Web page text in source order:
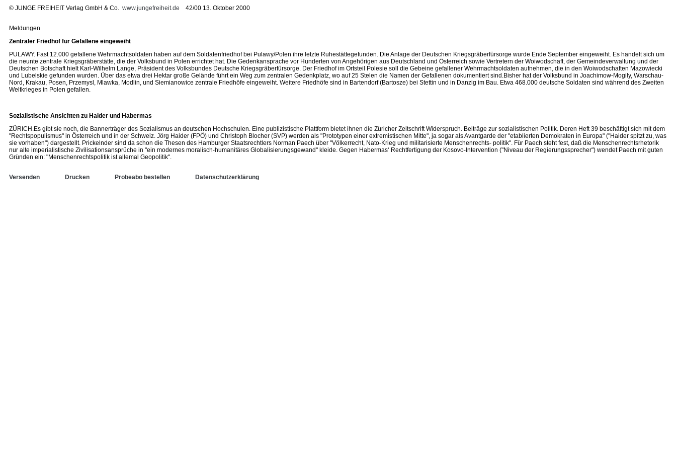
© JUNGE FREIHEIT Verlag GmbH & Co. www.jungefreiheit.de 42/00 13. Oktober 2000
Meldungen
Zentraler Friedhof für Gefallene eingeweiht
PULAWY. Fast 12.000 gefallene Wehrmachtsoldaten haben auf dem Soldatenfriedhof bei Pulawy/Polen ihre letzte Ruhestättegefunden. Die Anlage der Deutschen Kriegsgräberfürsorge wurde Ende September eingeweiht. Es handelt sich um
die neunte zentrale Kriegsgräberstätte, die der Volksbund in Polen errichtet hat. Die Gedenkansprache vor Hunderten von Angehörigen aus Deutschland und Österreich sowie Vertretern der Woiwodschaft, der Gemeindeverwaltung und der
Deutschen Botschaft hielt Karl-Wilhelm Lange, Präsident des Volksbundes Deutsche Kriegsgräberfürsorge. Der Friedhof im Ortsteil Polesie soll die Gebeine gefallener Wehrmachtsoldaten aufnehmen, die in den Woiwodschaften Mazowiecki
und Lubelskie gefunden wurden. Über das etwa drei Hektar große Gelände führt ein Weg zum zentralen Gedenkplatz, wo auf 25 Stelen die Namen der Gefallenen dokumentiert sind.Bisher hat der Volksbund in Joachimow-Mogily, Warschau-
Nord, Krakau, Posen, Przemysl, Mlawka, Modlin, und Siemianowice zentrale Friedhöfe eingeweiht. Weitere Friedhöfe sind in Bartendorf (Bartosze) bei Stettin und in Danzig im Bau. Etwa 468.000 deutsche Soldaten sind während des Zweiten
Weltkrieges in Polen gefallen.
Sozialistische Ansichten zu Haider und Habermas
ZÜRICH.Es gibt sie noch, die Bannerträger des Sozialismus an deutschen Hochschulen. Eine publizistische Plattform bietet ihnen die Züricher Zeitschrift Widerspruch. Beiträge zur sozialistischen Politik. Deren Heft 39 beschäftigt sich mit dem
"Rechtspopulismus" in Österreich und in der Schweiz. Jörg Haider (FPÖ) und Christoph Blocher (SVP) werden als "Prototypen einer extremistischen Mitte", ja sogar als Avantgarde der "etablierten Demokraten in Europa" ("Haider spitzt zu, was
sie vorhaben") dargestellt. Prickelnder sind da schon die Thesen des Hamburger Staatsrechtlers Norman Paech über "Völkerrecht, Nato-Krieg und militarisierte Menschenrechts- politik". Für Paech steht fest, daß die Menschenrechtsrhetorik
nur alte imperialistische Zivilisationsansprüche in "ein modernes moralisch-humanitäres Globalisierungsgewand" kleide. Gegen Habermas‘ Rechtfertigung der Kosovo-Intervention ("Niveau der Regierungssprecher") wendet Paech mit guten
Gründen ein: "Menschenrechtspolitik ist allemal Geopolitik".
Versenden Drucken Probeabo bestellen Datenschutzerklärung